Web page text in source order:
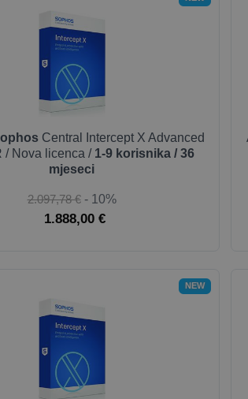
Central Intercept X Advanced
/ Nova licenca / 1-9 korisnika / 36
mjeseci
2.097,78 € - 10%
1.888,00 €
NEW